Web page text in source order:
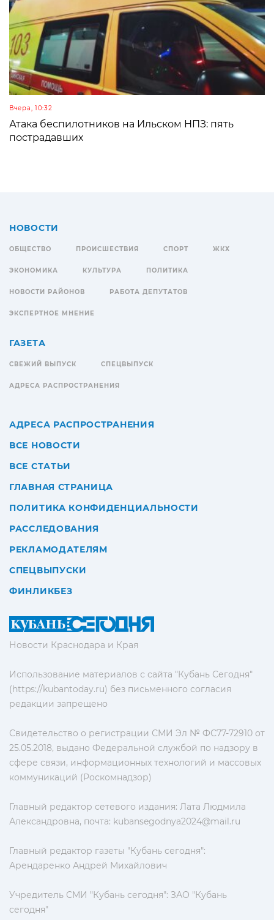
Вчера, 10:32
Атака беспилотников на Ильском НПЗ: пять
пострадавших
Новости Краснодара и Края
Использование материалов с сайта "Кубань Сегодня"
(https://kubantoday.ru) без письменного согласия
редакции запрещено
Свидетельство о регистрации СМИ Эл № ФС77-72910 от
25.05.2018, выдано Федеральной службой по надзору в
сфере связи, информационных технологий и массовых
коммуникаций (Роскомнадзор)
Главный редактор сетевого издания: Лата Людмила
Александровна, почта: kubansegodnya2024@mail.ru
Главный редактор газеты "Кубань сегодня":
Арендаренко Андрей Михайлович
Учредитель СМИ "Кубань сегодня": ЗАО "Кубань
сегодня"
НОВОСТИ
ОБЩЕСТВО ПРОИСШЕСТВИЯ СПОРТ ЖКХ
ЭКОНОМИКА КУЛЬТУРА ПОЛИТИКА
НОВОСТИ РАЙОНОВ РАБОТА ДЕПУТАТОВ
ЭКСПЕРТНОЕ МНЕНИЕ
ГАЗЕТА
СВЕЖИЙ ВЫПУСК СПЕЦВЫПУСК
АДРЕСА РАСПРОСТРАНЕНИЯ
АДРЕСА РАСПРОСТРАНЕНИЯ
ВСЕ НОВОСТИ
ВСЕ СТАТЬИ
ГЛАВНАЯ СТРАНИЦА
ПОЛИТИКА КОНФИДЕНЦИАЛЬНОСТИ
РАССЛЕДОВАНИЯ
РЕКЛАМОДАТЕЛЯМ
СПЕЦВЫПУСКИ
ФИНЛИКБЕЗ